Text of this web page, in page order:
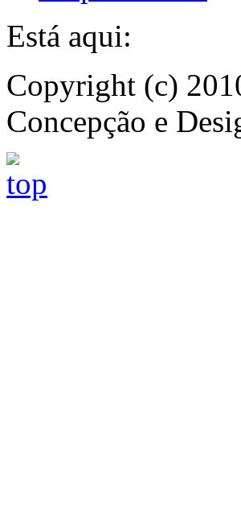
Está aqui:
Copyright (c)
Concepção e